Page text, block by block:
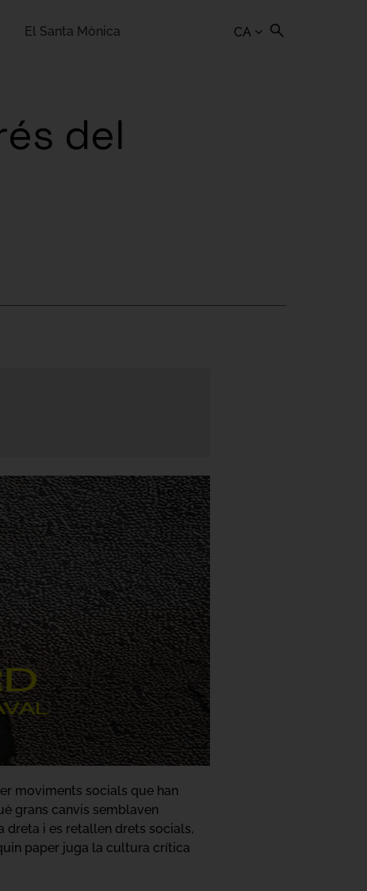
CA
El Santa Mònica
del
moviments socials que han
grans canvis semblaven
dreta i es retallen drets socials,
paper juga la cultura crítica